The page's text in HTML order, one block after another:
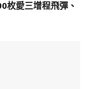
枚愛三增程飛彈、